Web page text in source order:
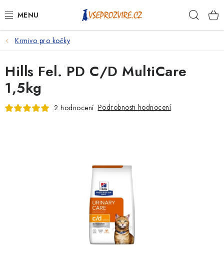
na
PSI
KOČKY
KONĚ
KRÁLÍCI/HLODAVCI/PTÁCI
Krmivo pro kočky
Hills Fel. PD C/D MultiCare
1,5kg
2 hodnocení Podrobnosti hodnocení